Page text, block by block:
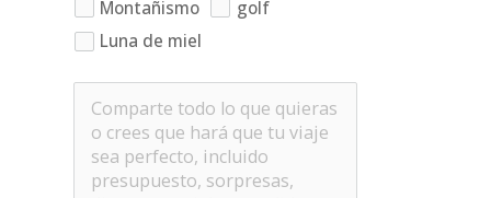
Montañismo
golf
Luna de miel